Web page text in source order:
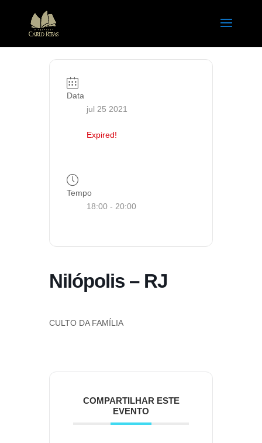
Data
jul 25 2021
Expired!
Tempo
18:00 - 20:00
Nilópolis – RJ
CULTO DA FAMÍLIA
COMPARTILHAR ESTE
EVENTO